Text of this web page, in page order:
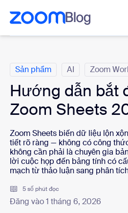
đến nội dung chính
trò chuyện trợ giúp
Sản phẩm AI Zoom
Hướng dẫn bắt
Zoom Sheets
Zoom Sheets biến dữ liệu lộn
tiết rõ ràng — không có công
không cần phải là chuyên gia
lời cuộc họp đến bảng tính có
mạch từ thảo luận sang phân
5 số phút đọc
Đăng vào 1 tháng 6, 2026